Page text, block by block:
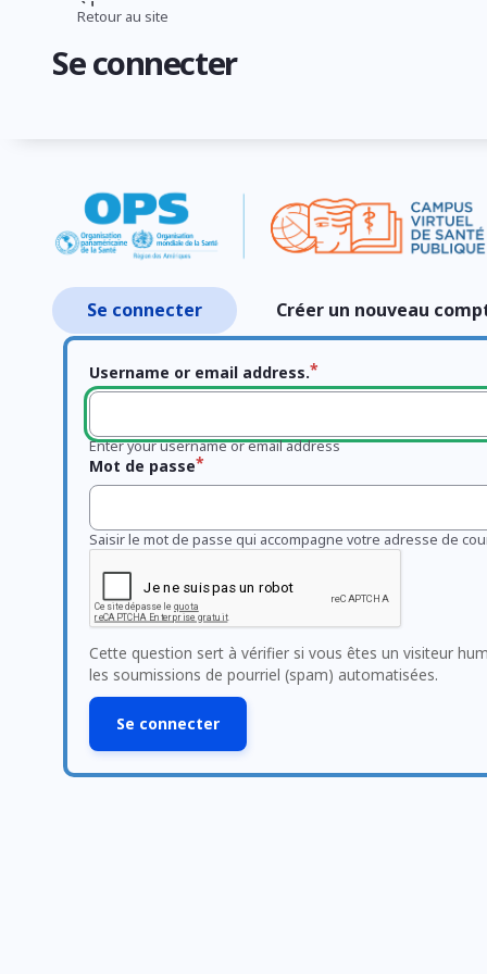
contenud'Ariane
Retour au site
Se connecter
Onglets
principaux
Se connecter Créer un nouveau
Username or email address.
Enter your username or email address
Mot de passe
Saisir le mot de passe qui accompagne votre adresse de
Cette question sert à vérifier si vous êtes un visiteur
les soumissions de pourriel (spam) automatisées.